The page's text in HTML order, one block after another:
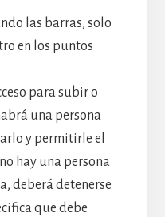
las barras, solo
en los puntos
para subir o
una persona
y permitirle el
hay una persona
deberá detenerse
que debe